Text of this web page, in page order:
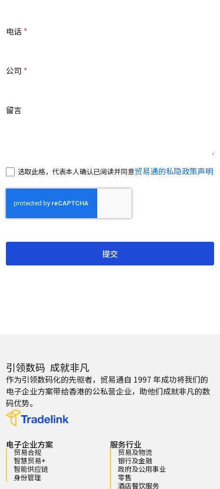
电话
公司
留言
选取此格，代表本人确认已阅读并同意贸易通的私隐政策声明
提交
引领数码 成就非凡
作为引领数码化的先驱者，贸易通自 1997 年成功将我们的
电子企业方案带给香港的公私营企业，助他们成就非凡的数
码优势。
电子企业方案
贸易合规
智慧贸易+
智能供应链
身份管理
服务行业
贸易及物流
银行及金融
政府及公用事业
零售
酒店餐饮服务